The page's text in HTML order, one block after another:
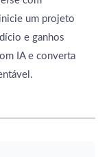
um projeto
e ganhos
IA e converta